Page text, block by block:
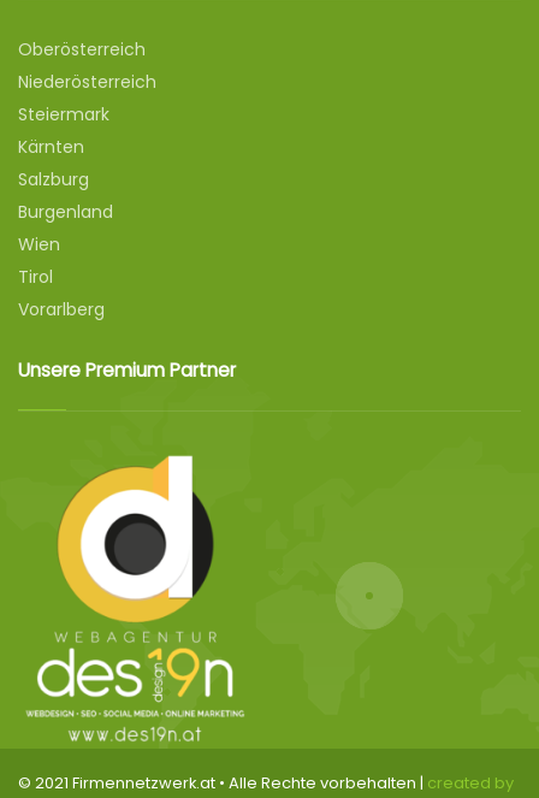
Oberösterreich
Niederösterreich
Steiermark
Kärnten
Salzburg
Burgenland
Wien
Tirol
Vorarlberg
Unsere Premium Partner
© 2021 Firmennetzwerk.at • Alle Rechte vorbehalten | created by